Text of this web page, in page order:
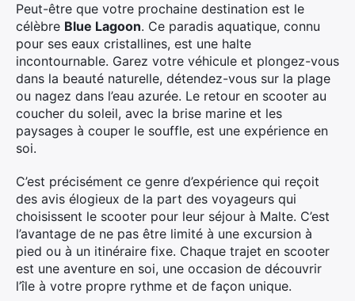
Peut-être que votre prochaine destination est le
célèbre Blue Lagoon. Ce paradis aquatique, connu
pour ses eaux cristallines, est une halte
incontournable. Garez votre véhicule et plongez-vous
dans la beauté naturelle, détendez-vous sur la plage
ou nagez dans l’eau azurée. Le retour en scooter au
coucher du soleil, avec la brise marine et les
paysages à couper le souffle, est une expérience en
soi.
C’est précisément ce genre d’expérience qui reçoit
des avis élogieux de la part des voyageurs qui
choisissent le scooter pour leur séjour à Malte. C’est
l’avantage de ne pas être limité à une excursion à
pied ou à un itinéraire fixe. Chaque trajet en scooter
est une aventure en soi, une occasion de découvrir
l’île à votre propre rythme et de façon unique.